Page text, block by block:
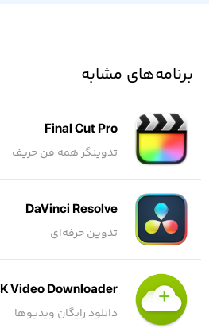
برنامه‌های مشابه
Final Cut Pro
تدوینگر همه فن حریف
DaVinci Resolve
تدوین حرفه‌ای
4K Video Downloader+
دانلود رایگان ویدیوها